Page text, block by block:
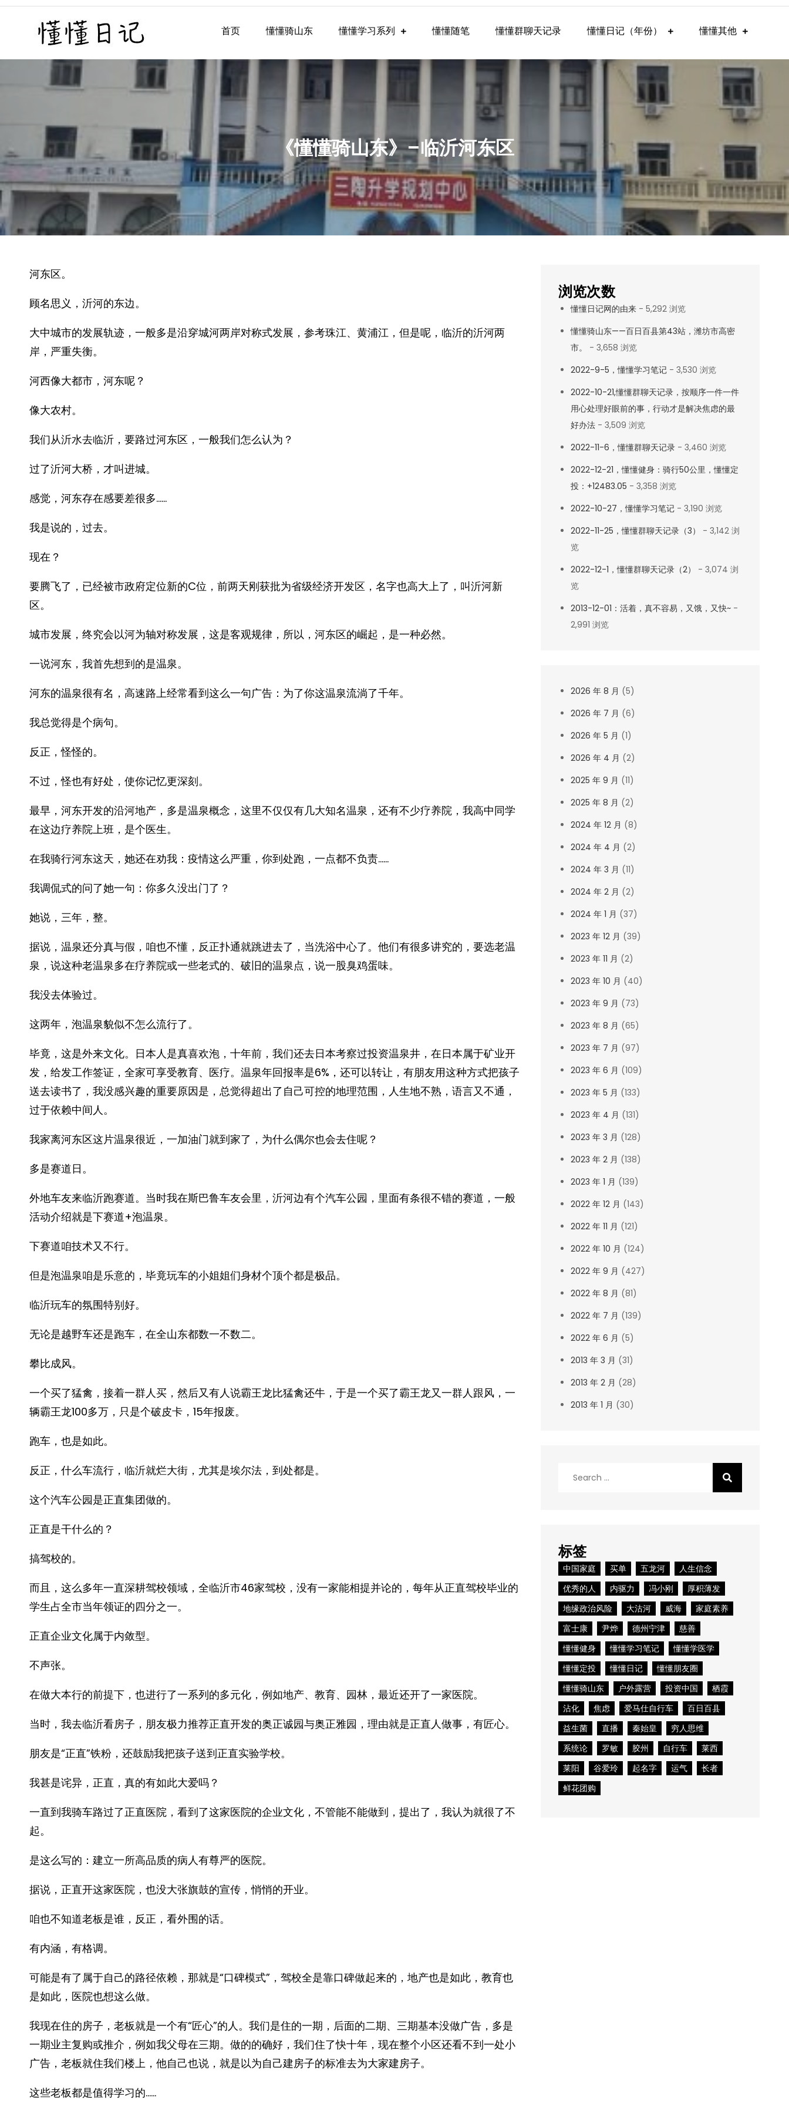
Skip
懂懂日记
懂懂日记网每天同步更新懂懂学习群内容
首页 懂懂骑山东 懂懂学习系列 懂懂随笔 懂懂群聊天记录 懂懂日记（年份） 懂懂其他
《懂懂骑山东》–临沂河东区
河东区。
顾名思义，沂河的东边。
大中城市的发展轨迹，一般多是沿穿城河两岸对称式发展，参考珠江、黄浦江，但是呢，临沂的沂河两
岸，严重失衡。
河西像大都市，河东呢？
像大农村。
我们从沂水去临沂，要路过河东区，一般我们怎么认为？
过了沂河大桥，才叫进城。
感觉，河东存在感要差很多……
我是说的，过去。
现在？
要腾飞了，已经被市政府定位新的C位，前两天刚获批为省级经济开发区，名字也高大上了，叫沂河新
区。
城市发展，终究会以河为轴对称发展，这是客观规律，所以，河东区的崛起，是一种必然。
一说河东，我首先想到的是温泉。
河东的温泉很有名，高速路上经常看到这么一句广告：为了你这温泉流淌了千年。
我总觉得是个病句。
反正，怪怪的。
不过，怪也有好处，使你记忆更深刻。
最早，河东开发的沿河地产，多是温泉概念，这里不仅仅有几大知名温泉，还有不少疗养院，我高中同学
在这边疗养院上班，是个医生。
在我骑行河东这天，她还在劝我：疫情这么严重，你到处跑，一点都不负责……
我调侃式的问了她一句：你多久没出门了？
她说，三年，整。
据说，温泉还分真与假，咱也不懂，反正扑通就跳进去了，当洗浴中心了。他们有很多讲究的，要选老温
泉，说这种老温泉多在疗养院或一些老式的、破旧的温泉点，说一股臭鸡蛋味。
我没去体验过。
这两年，泡温泉貌似不怎么流行了。
毕竟，这是外来文化。日本人是真喜欢泡，十年前，我们还去日本考察过投资温泉井，在日本属于矿业开
发，给发工作签证，全家可享受教育、医疗。温泉年回报率是6%，还可以转让，有朋友用这种方式把孩子
送去读书了，我没感兴趣的重要原因是，总觉得超出了自己可控的地理范围，人生地不熟，语言又不通，
过于依赖中间人。
我家离河东区这片温泉很近，一加油门就到家了，为什么偶尔也会去住呢？
多是赛道日。
外地车友来临沂跑赛道。当时我在斯巴鲁车友会里，沂河边有个汽车公园，里面有条很不错的赛道，一般
活动介绍就是下赛道+泡温泉。
下赛道咱技术又不行。
但是泡温泉咱是乐意的，毕竟玩车的小姐姐们身材个顶个都是极品。
临沂玩车的氛围特别好。
无论是越野车还是跑车，在全山东都数一不数二。
攀比成风。
一个买了猛禽，接着一群人买，然后又有人说霸王龙比猛禽还牛，于是一个买了霸王龙又一群人跟风，一
辆霸王龙100多万，只是个破皮卡，15年报废。
跑车，也是如此。
反正，什么车流行，临沂就烂大街，尤其是埃尔法，到处都是。
这个汽车公园是正直集团做的。
正直是干什么的？
搞驾校的。
而且，这么多年一直深耕驾校领域，全临沂市46家驾校，没有一家能相提并论的，每年从正直驾校毕业的
学生占全市当年领证的四分之一。
正直企业文化属于内敛型。
不声张。
在做大本行的前提下，也进行了一系列的多元化，例如地产、教育、园林，最近还开了一家医院。
当时，我去临沂看房子，朋友极力推荐正直开发的奥正诚园与奥正雅园，理由就是正直人做事，有匠心。
朋友是“正直”铁粉，还鼓励我把孩子送到正直实验学校。
我甚是诧异，正直，真的有如此大爱吗？
一直到我骑车路过了正直医院，看到了这家医院的企业文化，不管能不能做到，提出了，我认为就很了不
起。
是这么写的：建立一所高品质的病人有尊严的医院。
据说，正直开这家医院，也没大张旗鼓的宣传，悄悄的开业。
咱也不知道老板是谁，反正，看外围的话。
有内涵，有格调。
可能是有了属于自己的路径依赖，那就是“口碑模式”，驾校全是靠口碑做起来的，地产也是如此，教育也
是如此，医院也想这么做。
我现在住的房子，老板就是一个有“匠心”的人。我们是住的一期，后面的二期、三期基本没做广告，多是
一期业主复购或推介，例如我父母在三期。做的的确好，我们住了快十年，现在整个小区还看不到一处小
广告，老板就住我们楼上，他自己也说，就是以为自己建房子的标准去为大家建房子。
这些老板都是值得学习的……
浏览次数
懂懂日记网的由来- 5,292 浏览
懂懂骑山东——百日百县第43站，潍坊市高密
市。
- 3,658 浏览
2022-9-5，懂懂学习笔记- 3,530 浏览
2022-10-21,懂懂群聊天记录，按顺序一件一件
用心处理好眼前的事，行动才是解决焦虑的最
好办法- 3,509 浏览
2022-11-6，懂懂群聊天记录- 3,460 浏览
2022-12-21，懂懂健身：骑行50公里，懂懂定
投：+12483.05 - 3,358 浏览
2022-10-27，懂懂学习笔记- 3,190 浏览
2022-11-25，懂懂群聊天记录（3）
- 3,142 浏
览
2022-12-1，懂懂群聊天记录（2）
- 3,074 浏
览
2013-12-01：活着，真不容易，又饿，又快~-
2,991 浏览
2026 年 8 月 (5)
2026 年 7 月 (6)
2026 年 5 月 (1)
2026 年 4 月 (2)
2025 年 9 月 (11)
2025 年 8 月 (2)
2024 年 12 月 (8)
2024 年 4 月 (2)
2024 年 3 月 (11)
2024 年 2 月 (2)
2024 年 1 月 (37)
2023 年 12 月 (39)
2023 年 11 月 (2)
2023 年 10 月 (40)
2023 年 9 月 (73)
2023 年 8 月 (65)
2023 年 7 月 (97)
2023 年 6 月 (109)
2023 年 5 月 (133)
2023 年 4 月 (131)
2023 年 3 月 (128)
2023 年 2 月 (138)
2023 年 1 月 (139)
2022 年 12 月 (143)
2022 年 11 月 (121)
2022 年 10 月 (124)
2022 年 9 月 (427)
2022 年 8 月 (81)
2022 年 7 月 (139)
2022 年 6 月 (5)
2013 年 3 月 (31)
2013 年 2 月 (28)
2013 年 1 月 (30)
标签
中国家庭 买单 五龙河
人生信念
优秀的人
内驱力 冯小刚
厚积薄发
地缘政治风险
大沽河 威海
家庭素养
富士康
尹烨 德州宁津
慈善
懂懂健身
懂懂学习笔记
懂懂学医学
懂懂定投
懂懂日记
懂懂朋友圈
懂懂骑山东
户外露营 投资中国
栖霞
沾化
焦虑 爱马仕自行车
百日百县
益生菌
直播 秦始皇
穷人思维
系统论
罗敏 胶州 自行车
莱西
莱阳
谷爱玲 起名字 运气
长者
鲜花团购